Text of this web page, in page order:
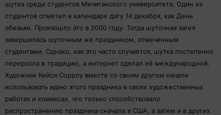
шутка среди студентов Мичиганского университета. Один из
студентов отметил в календаре дату 14 декабря, как День
обезьян. Произошло это в 2000 году. Тогда шуточная затея
завершилась шуточным же праздником, отмеченным
студентами. Однако, как это часто случается, шутка постепенно
переросла в традицию, а интернет сделал её международной.
Художник Кейси Сорроу вместе со своим другом начали
использовать идею этого праздника в своих художественных
работах и комиксах, что только способствовало
распространению праздника сначала в США, а затем и в других